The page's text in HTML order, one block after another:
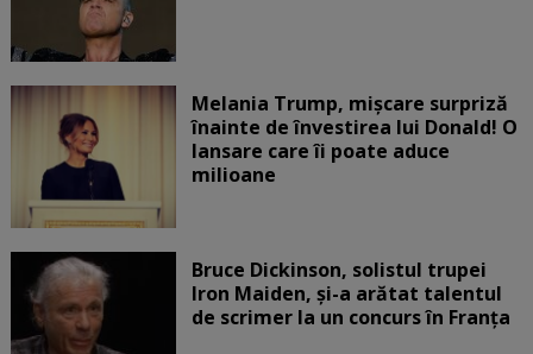
Melania Trump, mișcare surpriză
înainte de învestirea lui Donald! O
lansare care îi poate aduce
milioane
Bruce Dickinson, solistul trupei
Iron Maiden, şi-a arătat talentul
de scrimer la un concurs în Franţa